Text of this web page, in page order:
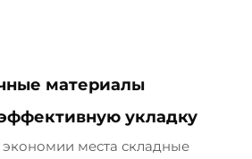
материалы
укладку
места складные